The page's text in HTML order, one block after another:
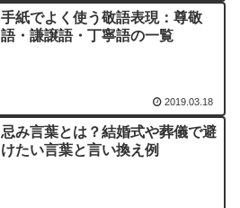
手紙でよく使う敬語表現：尊敬
語・謙譲語・丁寧語の一覧
2019.03.18
忌み言葉とは？結婚式や葬儀で避
けたい言葉と言い換え例